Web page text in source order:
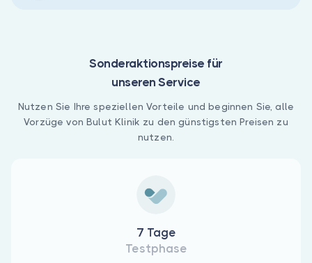
Sonderaktionspreise für
unseren Service
Nutzen Sie Ihre speziellen Vorteile und beginnen Sie, alle
Vorzüge von Bulut Klinik zu den günstigsten Preisen zu
nutzen.
7 Tage
Testphase